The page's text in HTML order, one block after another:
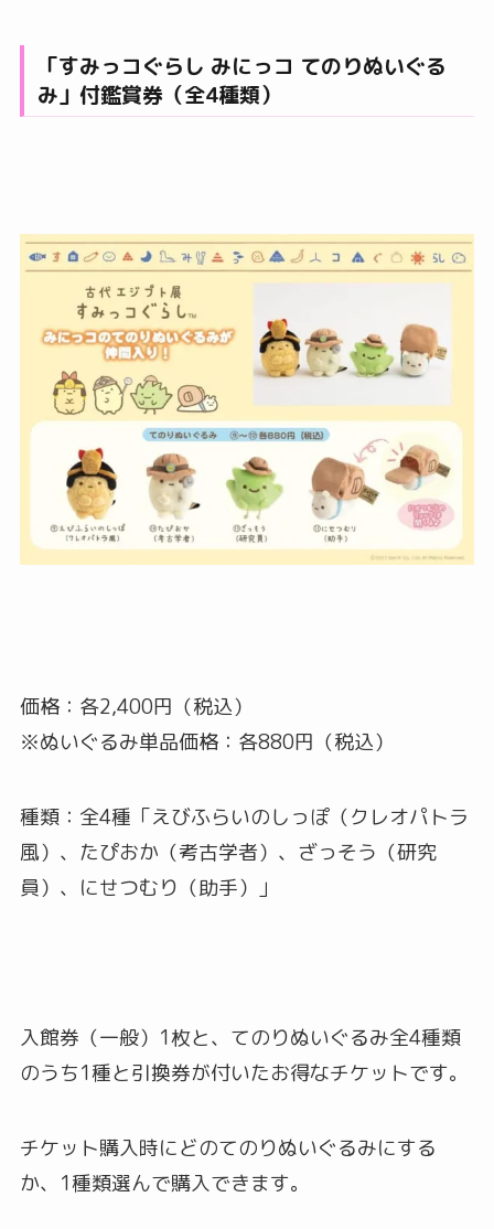
「すみっコぐらし みにっコ てのりぬいぐる
み」付鑑賞券（全4種類）
価格：各2,400円（税込）
※ぬいぐるみ単品価格：各880円（税込）
種類：全4種「えびふらいのしっぽ（クレオパトラ
風）、たぴおか（考古学者）、ざっそう（研究
員）、にせつむり（助手）」
入館券（一般）1枚と、てのりぬいぐるみ全4種類
のうち1種と引換券が付いたお得なチケットです。
チケット購入時にどのてのりぬいぐるみにする
か、1種類選んで購入できます。